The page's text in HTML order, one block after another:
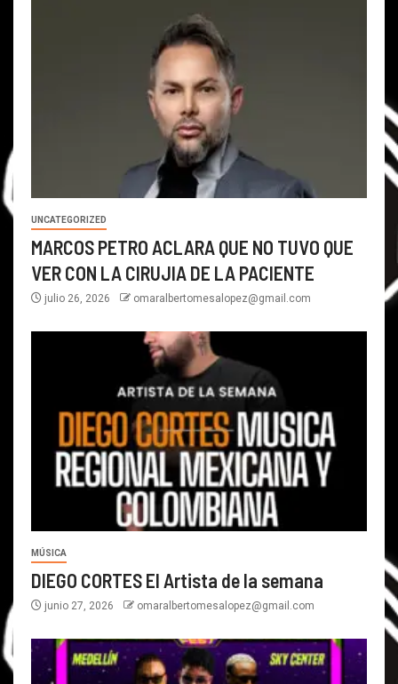
UNCATEGORIZED
MARCOS PETRO ACLARA QUE NO TUVO QUE
VER CON LA CIRUJIA DE LA PACIENTE
julio 26, 2026 omaralbertomesalopez@gmail.com
MÚSICA
DIEGO CORTES El Artista de la semana
junio 27, 2026 omaralbertomesalopez@gmail.com